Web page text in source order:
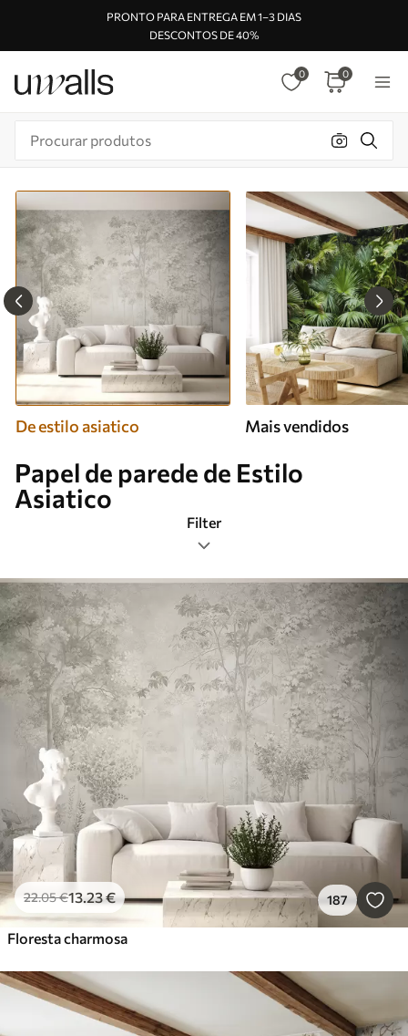
PRONTO PARA ENTREGA EM 1–3 DIAS
DESCONTOS DE 40%
0 0
De estilo asiatico Mais vendidos
Papel de parede de Estilo
Asiatico
Filter
Etiquetas
Formato da imagem
Paleta de cores
Inteligente
Limpar todos os filtros
22.05€13.23€ 187
Floresta charmosa